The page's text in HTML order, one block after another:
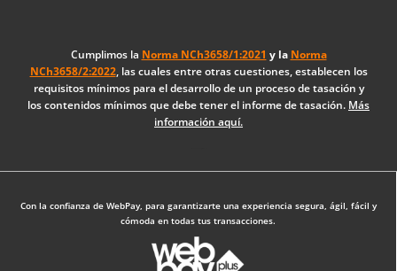
o
o
k
d
i
n
g
r
a
Cumplimos la Norma NCh3658/1:2021 y la Norma
NCh3658/2:2022, las cuales entre otras cuestiones, establecen los
requisitos mínimos para el desarrollo de un proceso de tasación y
los contenidos mínimos que debe tener el informe de tasación. Más
información aquí.
Con la confianza de WebPay, para garantizarte una experiencia segura, ágil, fácil y
cómoda en todas tus transacciones.